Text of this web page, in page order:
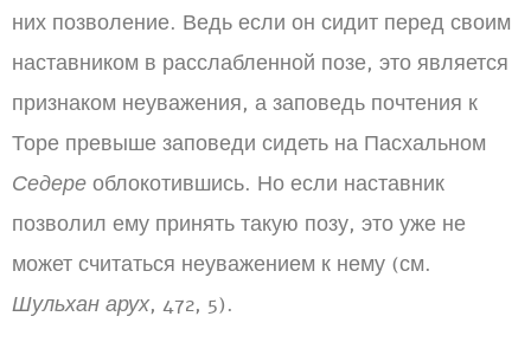
них позволение. Ведь если он сидит перед своим
наставником в расслабленной позе, это является
признаком неуважения, а заповедь почтения к
Торе превыше заповеди сидеть на Пасхальном
Седере облокотившись. Но если наставник
позволил ему принять такую позу, это уже не
может считаться неуважением к нему (см.
Шульхан арух, 472, 5).